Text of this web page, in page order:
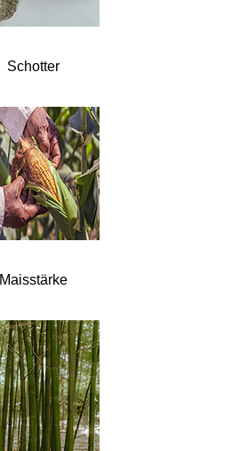
Schotter
Maisstärke